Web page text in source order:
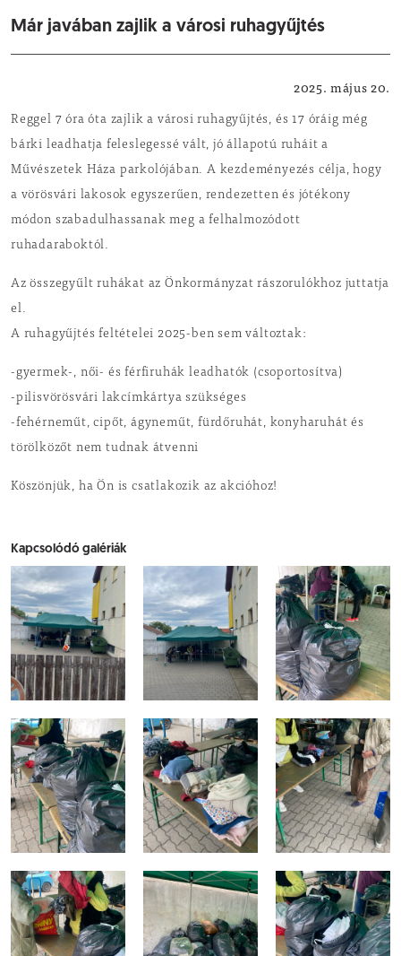
Már javában zajlik a városi ruhagyűjtés
2025. május 20.
Reggel 7 óra óta zajlik a városi ruhagyűjtés, és 17 óráig még
bárki leadhatja feleslegessé vált, jó állapotú ruháit a
Művészetek Háza parkolójában. A kezdeményezés célja, hogy
a vörösvári lakosok egyszerűen, rendezetten és jótékony
módon szabadulhassanak meg a felhalmozódott
ruhadaraboktól.
Az összegyűlt ruhákat az Önkormányzat rászorulókhoz juttatja
el.
A ruhagyűjtés feltételei 2025-ben sem változtak:
-gyermek-, női- és férfiruhák leadhatók (csoportosítva)
-pilisvörösvári lakcímkártya szükséges
-fehérneműt, cipőt, ágyneműt, fürdőruhát, konyharuhát és
törölközőt nem tudnak átvenni
Köszönjük, ha Ön is csatlakozik az akcióhoz!
Kapcsolódó galériák